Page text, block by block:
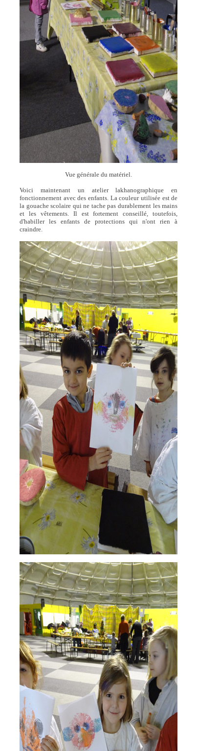
Vue générale du matériel.
Voici maintenant un atelier lakhanographique en
fonctionnement avec des enfants. La couleur utilisée est de
la gouache scolaire qui ne tache pas durablement les mains
et les vêtements. Il est fortement conseillé, toutefois,
d'habiller les enfants de protections qui n'ont rien à
craindre.